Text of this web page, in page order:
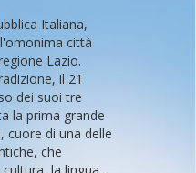
Italiana,
città
Lazio.
il 21
dei suoi tre
la prima grande
cuore di una delle
che